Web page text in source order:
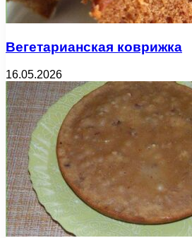
Вегетарианская коврижка
16.05.2026